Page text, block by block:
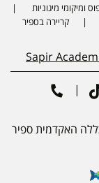
ומיקומי מיגוניות
קריירה בספיר
Sapir
האקדמית ספיר
Tiktok
|
Phone number